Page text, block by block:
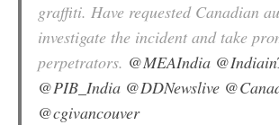
graffiti. Have requested Canadian
investigate the incident and take
perpetrators. @MEAIndia
@PIB_India @DDNewslive
@cgivancouver